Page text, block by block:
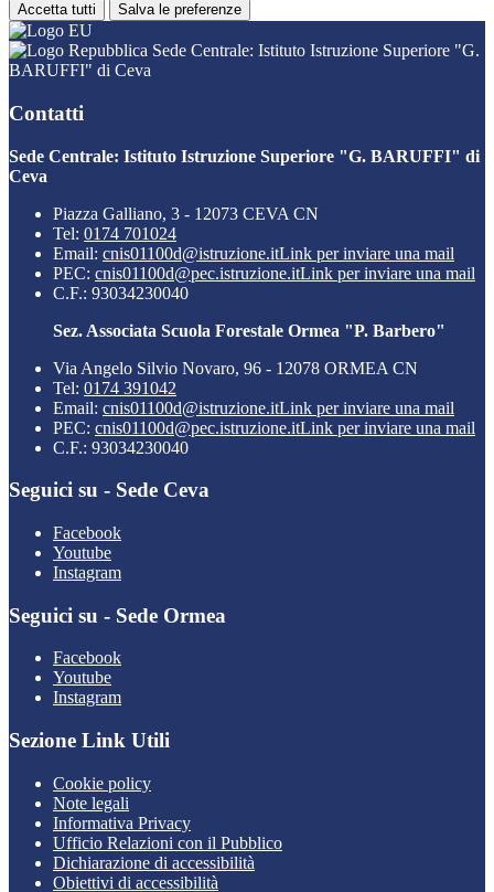
Accetta tutti Salva le preferenze
Sede Centrale: Istituto Istruzione Superiore "G.
BARUFFI" di Ceva
Contatti
Sede Centrale: Istituto Istruzione Superiore "G. BARUFFI" di
Ceva
Piazza Galliano, 3 - 12073 CEVA CN
Tel: 0174 701024
Email: cnis01100d@istruzione.itLink per inviare una mail
PEC: cnis01100d@pec.istruzione.itLink per inviare una mail
C.F.: 93034230040
Sez. Associata Scuola Forestale Ormea "P. Barbero"
Via Angelo Silvio Novaro, 96 - 12078 ORMEA CN
Tel: 0174 391042
Email: cnis01100d@istruzione.itLink per inviare una mail
PEC: cnis01100d@pec.istruzione.itLink per inviare una mail
C.F.: 93034230040
Seguici su - Sede Ceva
Facebook
Youtube
Instagram
Seguici su - Sede Ormea
Facebook
Youtube
Instagram
Sezione Link Utili
Cookie policy
Note legali
Informativa Privacy
Ufficio Relazioni con il Pubblico
Dichiarazione di accessibilità
Obiettivi di accessibilità